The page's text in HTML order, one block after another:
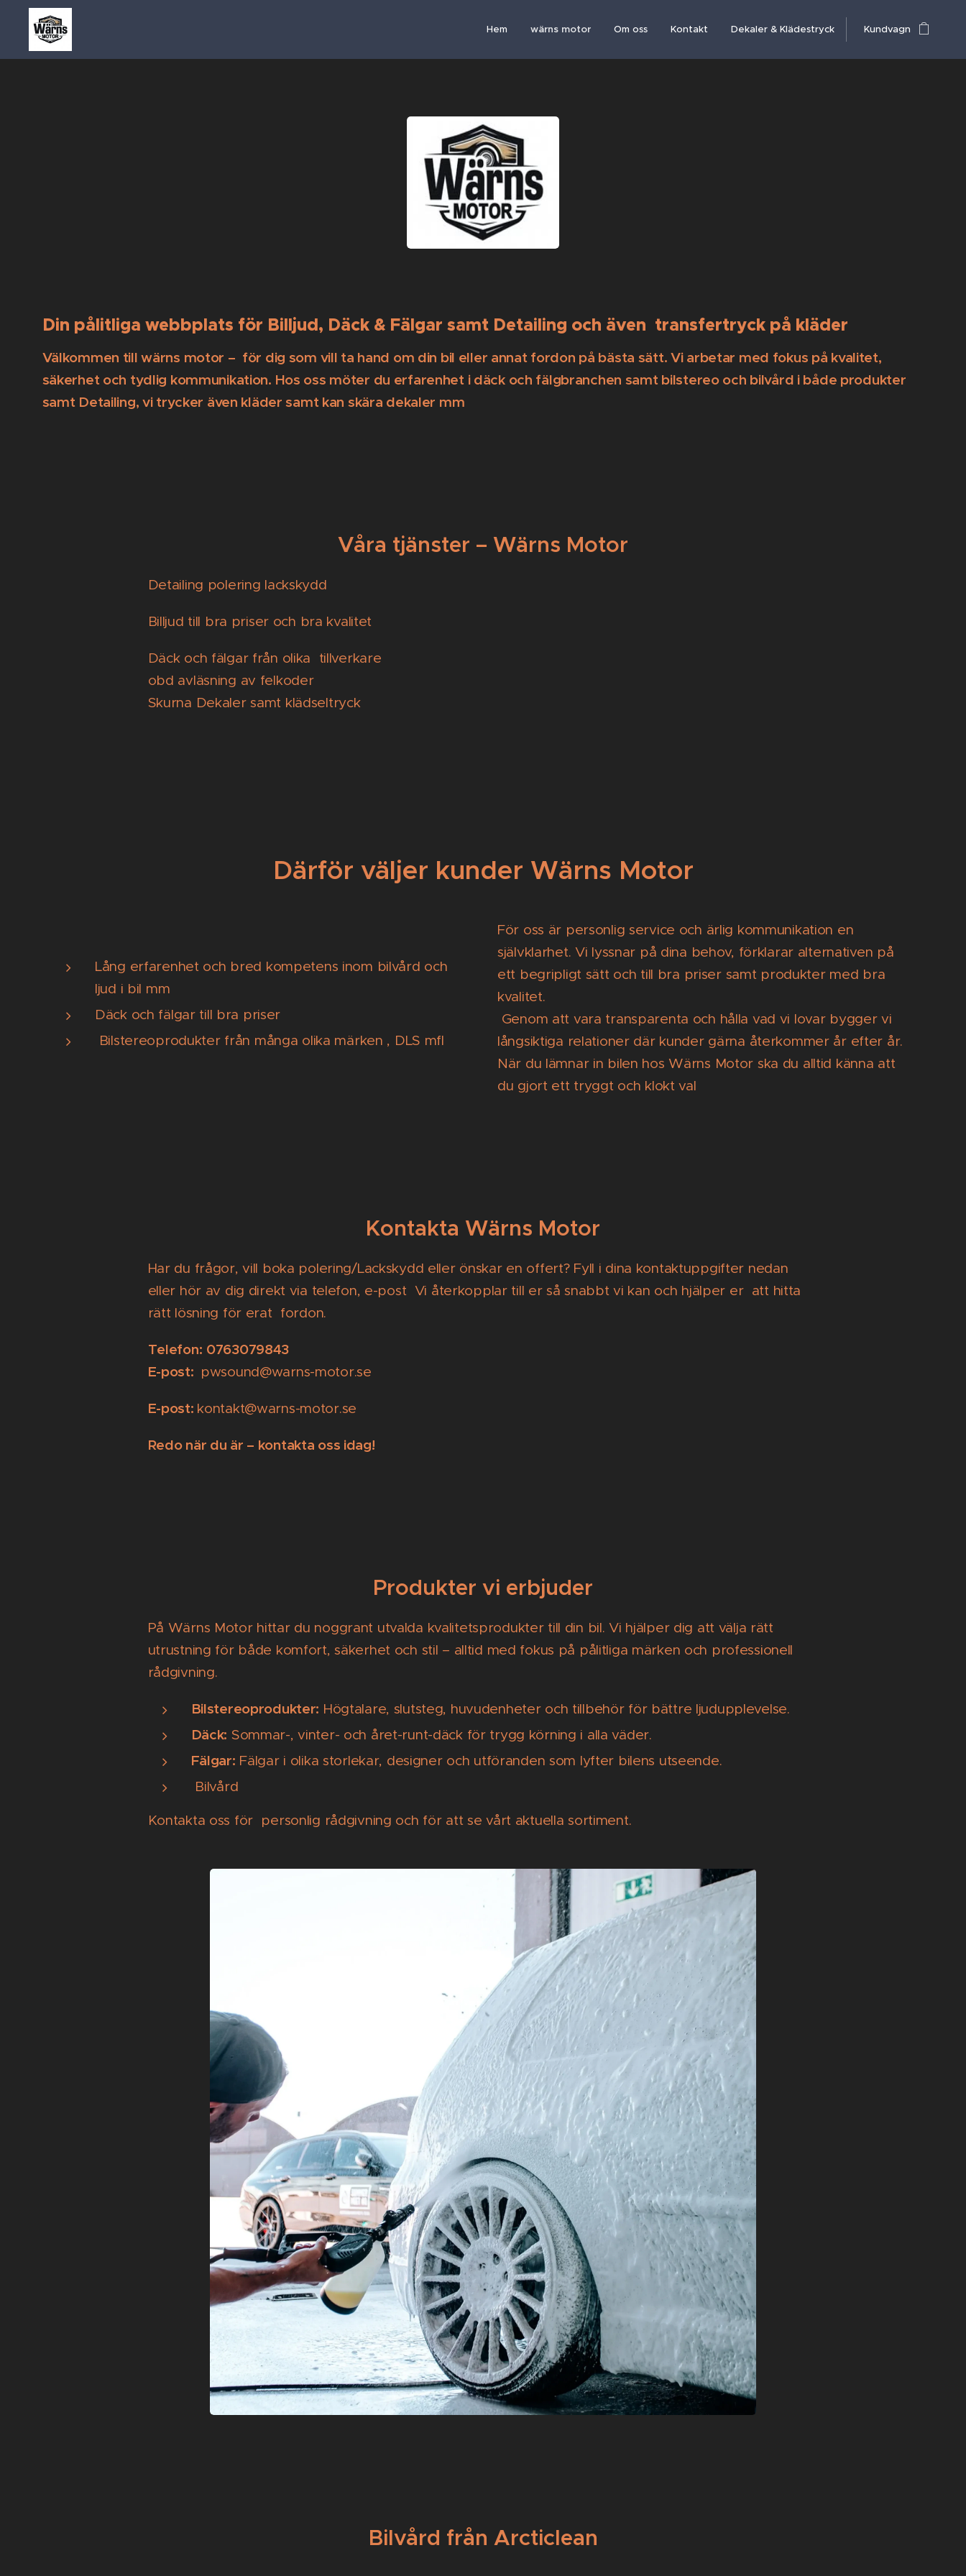
Hem wärns motor Om oss Kontakt Dekaler & Klädestryck Kundvagn
Din pålitliga webbplats för Billjud, Däck & Fälgar samt Detailing och även transfertryck på kläder
Välkommen till wärns motor – för dig som vill ta hand om din bil eller annat fordon på bästa sätt. Vi arbetar med fokus på kvalitet,
säkerhet och tydlig kommunikation. Hos oss möter du erfarenhet i däck och fälgbranchen samt bilstereo och bilvård i både produkter
samt Detailing, vi trycker även kläder samt kan skära dekaler mm
Våra tjänster – Wärns Motor
Detailing polering lackskydd
Billjud till bra priser och bra kvalitet
Däck och fälgar från olika tillverkare
obd avläsning av felkoder
Skurna Dekaler samt klädseltryck
Därför väljer kunder Wärns Motor
Lång erfarenhet och bred kompetens inom bilvård och
ljud i bil mm
Däck och fälgar till bra priser
Bilstereoprodukter från många olika märken , DLS mfl
För oss är personlig service och ärlig kommunikation en
självklarhet. Vi lyssnar på dina behov, förklarar alternativen på
ett begripligt sätt och till bra priser samt produkter med bra
kvalitet.
Genom att vara transparenta och hålla vad vi lovar bygger vi
långsiktiga relationer där kunder gärna återkommer år efter år.
När du lämnar in bilen hos Wärns Motor ska du alltid känna att
du gjort ett tryggt och klokt val
Kontakta Wärns Motor
Har du frågor, vill boka polering/Lackskydd eller önskar en offert? Fyll i dina kontaktuppgifter nedan
eller hör av dig direkt via telefon, e-post Vi återkopplar till er så snabbt vi kan och hjälper er att hitta
rätt lösning för erat fordon.
Telefon: 0763079843
E-post: pwsound@warns-motor.se
E-post: kontakt@warns-motor.se
Redo när du är – kontakta oss idag!
Produkter vi erbjuder
På Wärns Motor hittar du noggrant utvalda kvalitetsprodukter till din bil. Vi hjälper dig att välja rätt
utrustning för både komfort, säkerhet och stil – alltid med fokus på pålitliga märken och professionell
rådgivning.
Bilstereoprodukter: Högtalare, slutsteg, huvudenheter och tillbehör för bättre ljudupplevelse.
Däck: Sommar-, vinter- och året-runt-däck för trygg körning i alla väder.
Fälgar: Fälgar i olika storlekar, designer och utföranden som lyfter bilens utseende.
Bilvård
Kontakta oss för personlig rådgivning och för att se vårt aktuella sortiment.
Bilvård från Arcticlean